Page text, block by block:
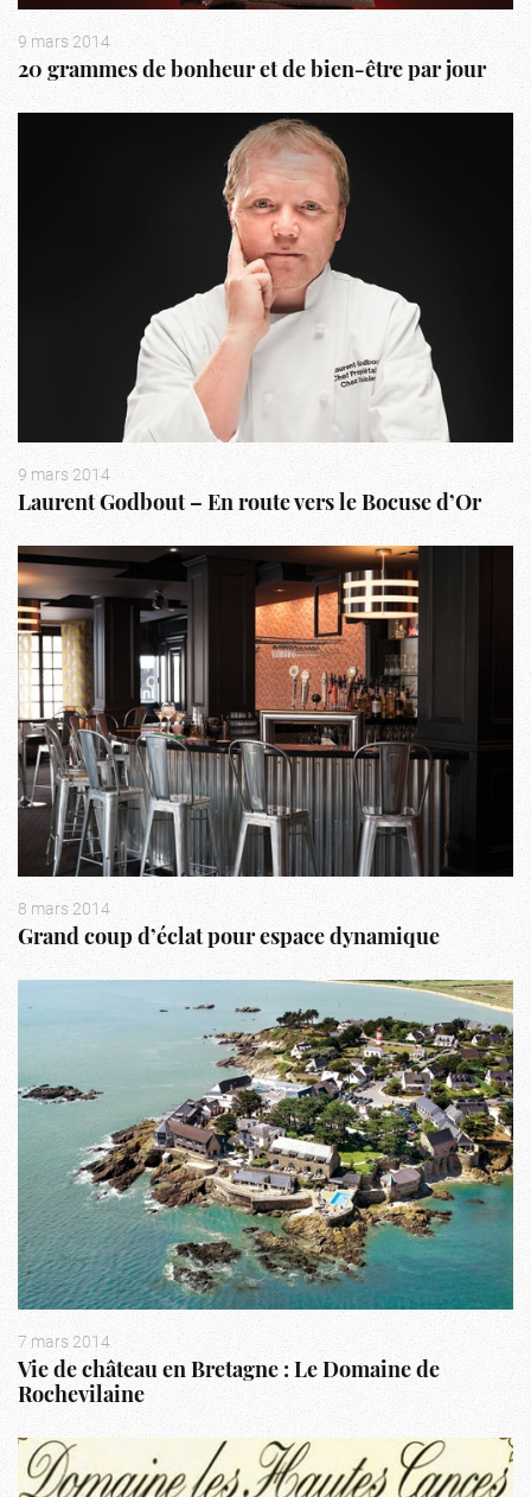
9 mars 2014
20 grammes de bonheur et de bien-être par jour
9 mars 2014
Laurent Godbout – En route vers le Bocuse d’Or
8 mars 2014
Grand coup d’éclat pour espace dynamique
7 mars 2014
Vie de château en Bretagne : Le Domaine de
Rochevilaine